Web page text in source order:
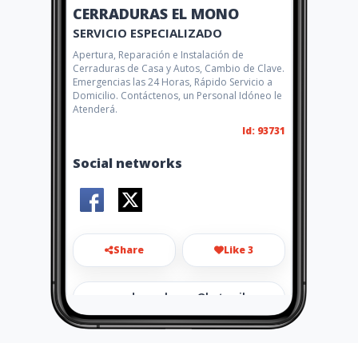
CERRADURAS EL MONO
SERVICIO ESPECIALIZADO
Apertura, Reparación e Instalación de
Cerraduras de Casa y Autos, Cambio de Clave.
Emergencias las 24 Horas, Rápido Servicio a
Domicilio. Contáctenos, un Personal Idóneo le
Atenderá.
Id: 93731
Social networks
Share Like 3
cerraduraselmono@hotmail.c